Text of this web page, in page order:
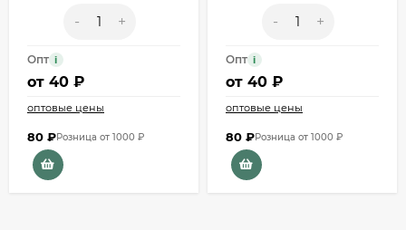
- +
Опт i
от 40 ₽
оптовые цены
80 ₽Розница от 1000 ₽
- +
Опт i
от 40 ₽
оптовые цены
80 ₽Розница от 1000 ₽